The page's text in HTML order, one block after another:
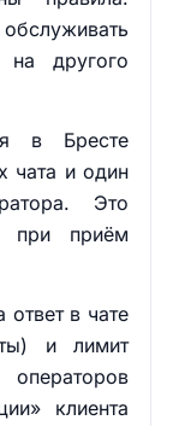
на другого
в Бресте
чата и один
Это
при приём
ответ в чате
и лимит
клиента